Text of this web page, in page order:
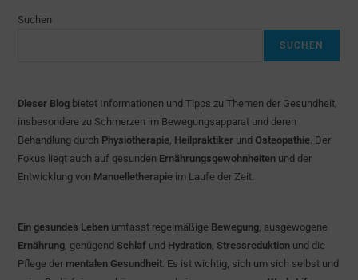
Suchen
SUCHEN
Dieser Blog bietet Informationen und Tipps zu Themen der Gesundheit,
insbesondere zu Schmerzen im Bewegungsapparat und deren
Behandlung durch Physiotherapie Heilpraktiker und Osteopathie . Der
Fokus liegt auch auf gesunden Ernährungsgewohnheiten und der
Entwicklung von Manuelletherapie im Laufe der Zeit.
Ein gesundes Leben umfasst regelmäßige Bewegung , ausgewogene
Ernährung , genügendSchlaf und Hydration ,Stressreduktion und die
Pflege der mentalen Gesundheit . Es ist wichtig, sich um sich selbst und